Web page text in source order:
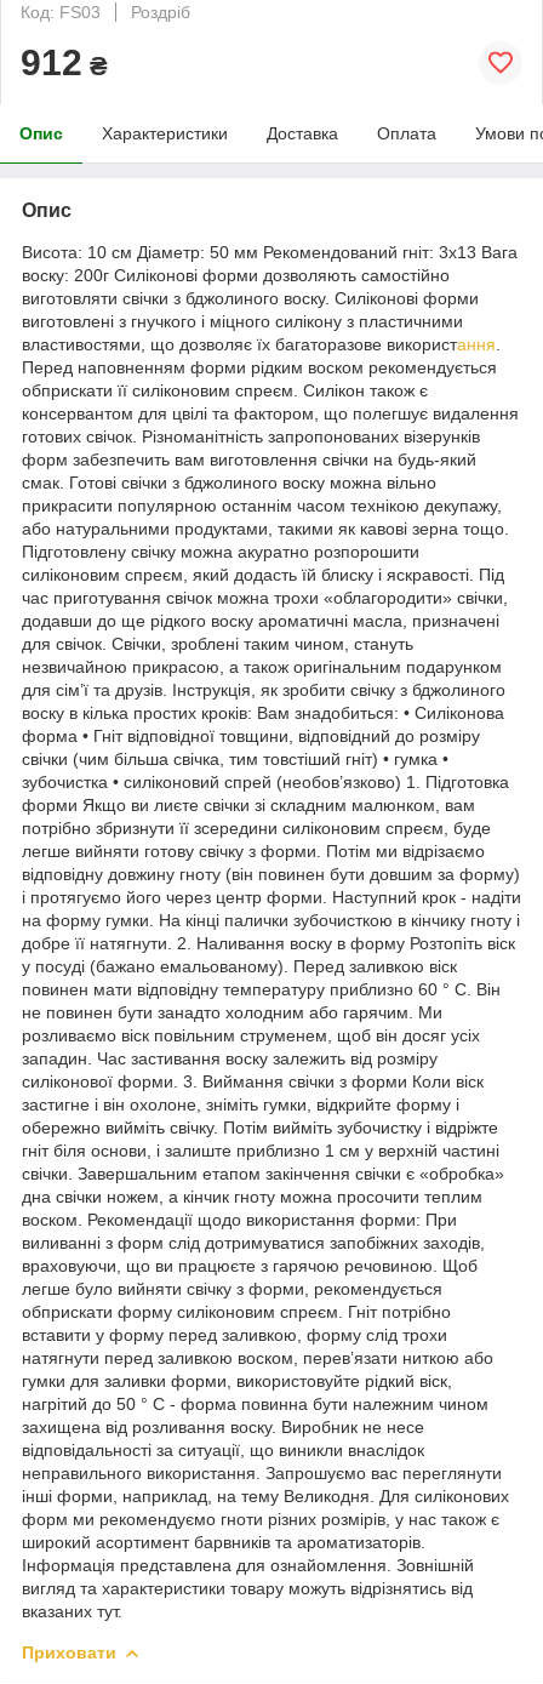
Код: FS03
Роздріб
912 ₴
Опис Характеристики Доставка Оплата Умови
Опис
Висота: 10 см Діаметр: 50 мм Рекомендований гніт: 3x13 Вага
воску: 200г Cиліконові форми дозволяють самостійно
виготовляти свічки з бджолиного воску. Силіконові форми
виготовлені з гнучкого і міцного силікону з пластичними
властивостями, що дозволяє їх багаторазове використання
Перед наповненням форми рідким воском рекомендується
обприскати її силіконовим спреєм. Силікон також є
консервантом для цвілі та фактором, що полегшує видалення
готових свічок. Різноманітність запропонованих візерунків
форм забезпечить вам виготовлення свічки на будь-який
смак. Готові свічки з бджолиного воску можна вільно
прикрасити популярною останнім часом технікою декупажу,
або натуральними продуктами, такими як кавові зерна тощо.
Підготовлену свічку можна акуратно розпорошити
силіконовим спреєм, який додасть їй блиску і яскравості. Під
час приготування свічок можна трохи «облагородити» свічки,
додавши до ще рідкого воску ароматичні масла, призначені
для свічок. Свічки, зроблені таким чином, стануть
незвичайною прикрасою, а також оригінальним подарунком
для сім’ї та друзів. Інструкція, як зробити свічку з бджолиного
воску в кілька простих кроків: Вам знадобиться: • Силіконова
форма • Гніт відповідної товщини, відповідний до розміру
свічки (чим більша свічка, тим товстіший гніт) • гумка •
зубочистка • силіконовий спрей (необов’язково) 1. Підготовка
форми Якщо ви лиєте свічки зі складним малюнком, вам
потрібно збризнути її зсередини силіконовим спреєм, буде
легше вийняти готову свічку з форми. Потім ми відрізаємо
відповідну довжину гноту (він повинен бути довшим за форму)
і протягуємо його через центр форми. Наступний крок - надіти
на форму гумки. На кінці палички зубочисткою в кінчику гноту і
добре її натягнути. 2. Наливання воску в форму Розтопіть віск
у посуді (бажано емальованому). Перед заливкою віск
повинен мати відповідну температуру приблизно 60 ° C. Він
не повинен бути занадто холодним або гарячим. Ми
розливаємо віск повільним струменем, щоб він досяг усіх
западин. Час застивання воску залежить від розміру
силіконової форми. 3. Виймання свічки з форми Коли віск
застигне і він охолоне, зніміть гумки, відкрийте форму і
обережно вийміть свічку. Потім вийміть зубочистку і відріжте
гніт біля основи, і залиште приблизно 1 см у верхній частині
свічки. Завершальним етапом закінчення свічки є «обробка»
дна свічки ножем, а кінчик гноту можна просочити теплим
воском. Рекомендації щодо використання форми: При
виливанні з форм слід дотримуватися запобіжних заходів,
враховуючи, що ви працюєте з гарячою речовиною. Щоб
легше було вийняти свічку з форми, рекомендується
обприскати форму силіконовим спреєм. Гніт потрібно
вставити у форму перед заливкою, форму слід трохи
натягнути перед заливкою воском, перев’язати ниткою або
гумки для заливки форми, використовуйте рідкий віск,
нагрітий до 50 ° C - форма повинна бути належним чином
захищена від розливання воску. Виробник не несе
відповідальності за ситуації, що виникли внаслідок
неправильного використання. Запрошуємо вас переглянути
інші форми, наприклад, на тему Великодня. Для силіконових
форм ми рекомендуємо гноти різних розмірів, у нас також є
широкий асортимент барвників та ароматизаторів.
Інформація представлена для ознайомлення. Зовнішній
вигляд та характеристики товару можуть відрізнятись від
вказаних тут.
Приховати